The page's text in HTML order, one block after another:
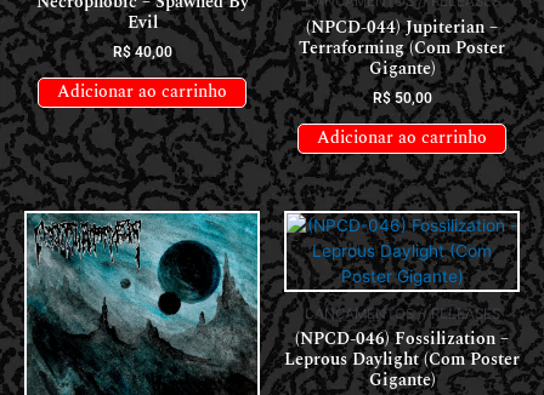
Evil
R$40,00
Adicionar ao carrinho
(NPCD-044) Jupiterian –
Terraforming (Com Poster
Gigante)
R$50,00
Adicionar ao carrinho
LANÇAMENTOS // RELEASES
(NPCD-046) Fossilization –
Leprous Daylight (Com Poster
Gigante)